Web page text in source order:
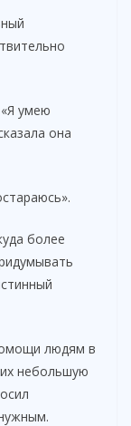
умею
она
более
людям в
небольшую